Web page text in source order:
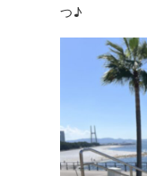
つ♪